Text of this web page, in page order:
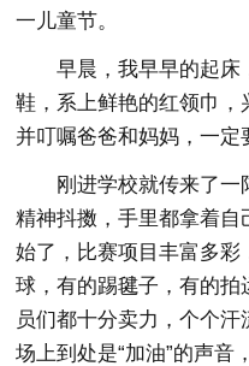
一儿童节。
早晨，我早早的起床
鞋，系上鲜艳的红领巾，
并叮嘱爸爸和妈妈，一定
刚进学校就传来了
精神抖擞，手里都拿着
始了，比赛项目丰富多
球，有的踢毽子，有的拍
员们都十分卖力，个个
场上到处是“加油”的声音